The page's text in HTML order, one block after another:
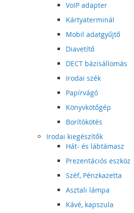
VoIP adapter
Kártyaterminál
Mobil adatgyűjtő
Diavetítő
DECT bázisállomás
Irodai szék
Papírvágó
Könyvkötőgép
Borítókötés
Irodai kiegészítők
Hát- és lábtámasz
Prezentációs eszköz
Széf, Pénzkazetta
Asztali lámpa
Kávé, kapszula